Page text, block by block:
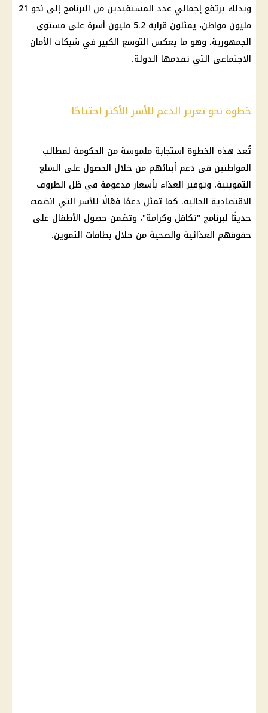
وبذلك يرتفع إجمالي عدد المستفيدين من البرنامج إلى نحو 21
مليون مواطن، يمثلون قرابة 5.2 مليون أسرة على مستوى
الجمهورية، وهو ما يعكس التوسع الكبير في شبكات الأمان
الاجتماعي التي تقدمها الدولة.
خطوة نحو تعزيز الدعم للأسر الأكثر احتياجًا
تُعد هذه الخطوة استجابة ملموسة من الحكومة لمطالب
المواطنين في دعم أبنائهم من خلال الحصول على السلع
التموينية، وتوفير الغذاء بأسعار مدعومة في ظل الظروف
الاقتصادية الحالية. كما تمثل دعمًا فعّالًا للأسر التي انضمت
حديثًا لبرنامج "تكافل وكرامة"، وتضمن حصول الأطفال على
حقوقهم الغذائية والصحية من خلال بطاقات التموين.